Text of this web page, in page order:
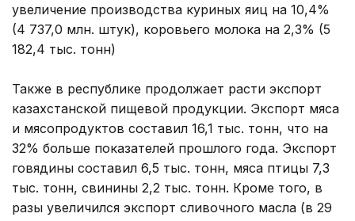
увеличение производства куриных яиц на 10,4%
(4 737,0 млн. штук), коровьего молока на 2,3% (5
182,4 тыс. тонн)
Также в республике продолжает расти экспорт
казахстанской пищевой продукции. Экспорт мяса
и мясопродуктов составил 16,1 тыс. тонн, что на
32% больше показателей прошлого года. Экспорт
говядины составил 6,5 тыс. тонн, мяса птицы 7,3
тыс. тонн, свинины 2,2 тыс. тонн. Кроме того, в
разы увеличился экспорт сливочного масла (в 29